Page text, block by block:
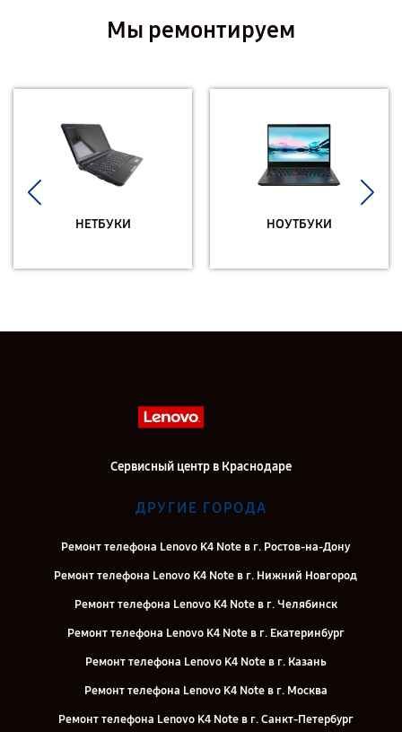
Мы ремонтируем
НЕТБУКИ НОУТБУКИ
Сервисный центр в Краснодаре
ДРУГИЕ ГОРОДА
Ремонт телефона Lenovo K4 Note в г. Ростов-на-Дону
Ремонт телефона Lenovo K4 Note в г. Нижний Новгород
Ремонт телефона Lenovo K4 Note в г. Челябинск
Ремонт телефона Lenovo K4 Note в г. Екатеринбург
Ремонт телефона Lenovo K4 Note в г. Казань
Ремонт телефона Lenovo K4 Note в г. Москва
Ремонт телефона Lenovo K4 Note в г. Санкт-Петербург